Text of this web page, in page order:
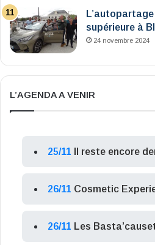
supérieure à
24 novembre 2024
L’AGENDA A VENIR
25/11 Il reste encore
26/11 Cosmetic
26/11 Les